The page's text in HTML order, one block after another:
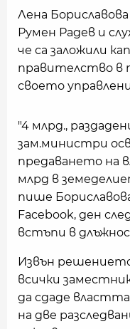
Лена
Румен Радев и
че са заложили
правителство в
своето
"4 млрд.,
зам.министри
предаването на
млрд в
пише
Facebook, ден
встъпи в
Извън решението
всички
да сдаде
на две